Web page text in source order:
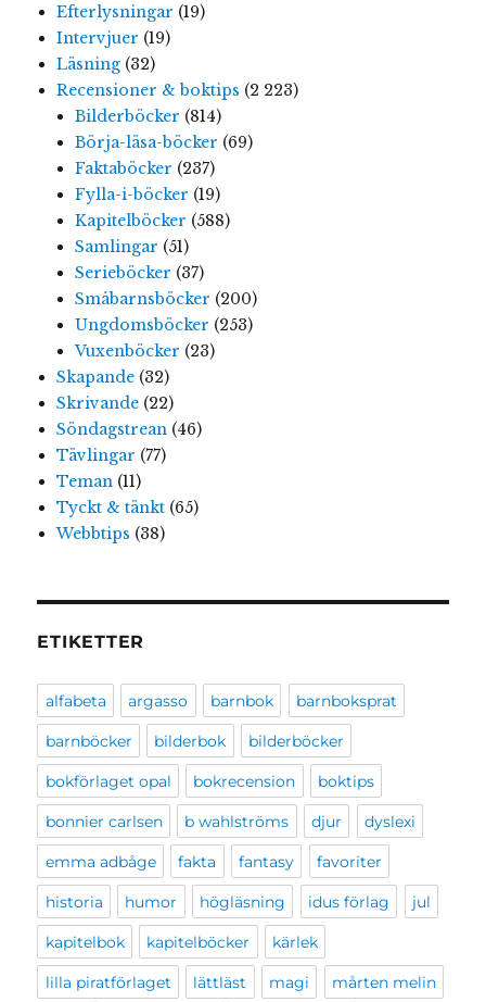
Efterlysningar (19)
Intervjuer (19)
Läsning(32)
Recensioner & boktips (2 223)
Bilderböcker (814)
Börja-läsa-böcker (69)
Faktaböcker (237)
Fylla-i-böcker (19)
Kapitelböcker (588)
Samlingar (51)
Serieböcker (37)
Småbarnsböcker (200)
Ungdomsböcker (253)
Vuxenböcker (23)
Skapande(32)
Skrivande(22)
Söndagstrean (46)
Tävlingar (77)
Teman (11)
Tyckt & tänkt(65)
Webbtips (38)
ETIKETTER
alfabeta argasso barnbok barnboksprat
barnböcker bilderbok bilderböcker
bokförlaget opal bokrecension boktips
bonnier carlsen b wahlströms djur dyslexi
emma adbåge fakta fantasy favoriter
historia humor högläsning idus förlag jul
kapitelbok kapitelböcker kärlek
lilla piratförlaget lättläst magi mårten melin